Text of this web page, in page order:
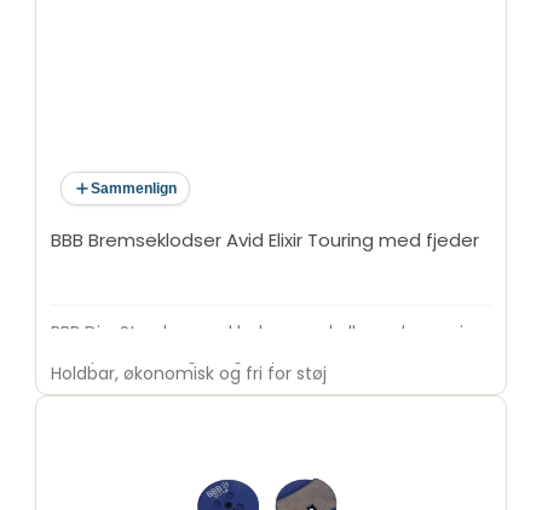
Sammenlign
BBB Bremseklodser Avid Elixir Touring med fjeder
BBB DiscStop bremseklodser med allround organic
Holdbar, økonomisk og fri for støj